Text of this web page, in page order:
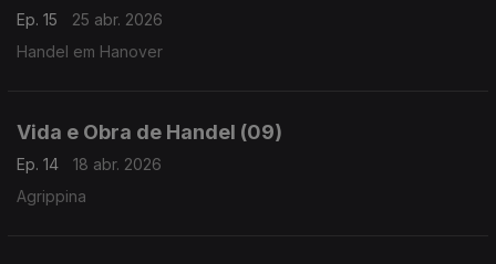
Ep. 15
25 abr. 2026
Handel em Hanover
Vida e Obra de Handel (09)
Ep. 14
18 abr. 2026
Agrippina